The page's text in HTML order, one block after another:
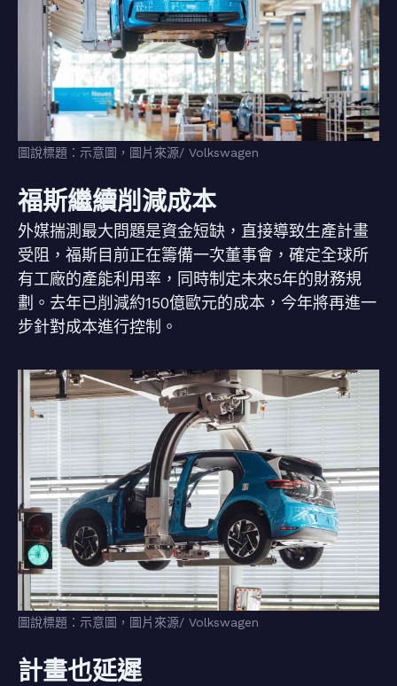
圖說標題：示意圖，圖片來源/ Volkswagen
福斯繼續削減成本
外媒揣測最大問題是資金短缺，直接導致生產計畫
受阻，福斯目前正在籌備一次董事會，確定全球所
有工廠的產能利用率，同時制定未來5年的財務規
劃。去年已削減約150億歐元的成本，今年將再進一
步針對成本進行控制。
圖說標題：示意圖，圖片來源/ Volkswagen
計畫也延遲